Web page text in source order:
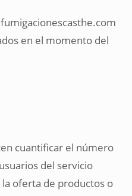
en el momento del
cuantificar el número
del servicio
oferta de productos o